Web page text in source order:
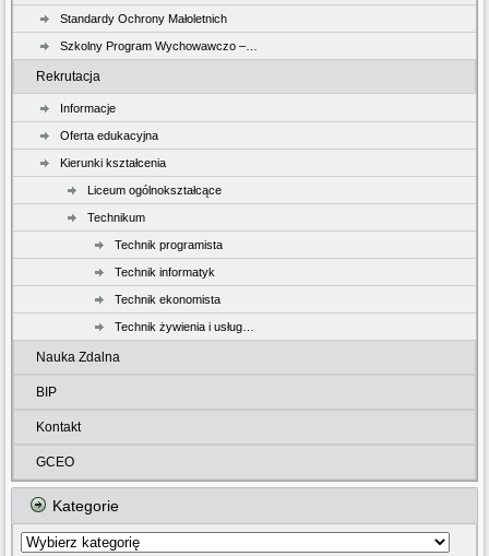
Standardy Ochrony Małoletnich
Szkolny Program Wychowawczo –…
Rekrutacja
Informacje
Oferta edukacyjna
Kierunki kształcenia
Liceum ogólnokształcące
Technikum
Technik programista
Technik informatyk
Technik ekonomista
Technik żywienia i usług…
Nauka Zdalna
BIP
Kontakt
GCEO
Kategorie
Kategorie